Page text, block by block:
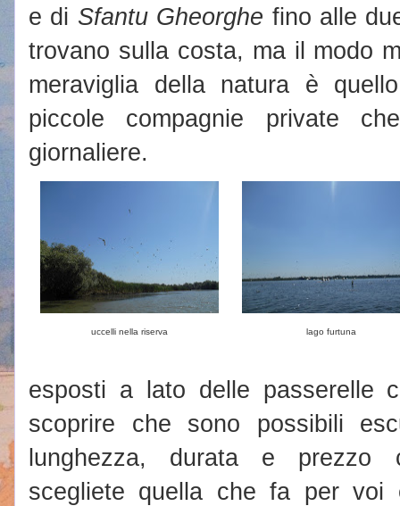
e di Sfantu Gheorghe fino alle
trovano sulla costa, ma il modo
meraviglia della natura è
piccole compagnie private
giornaliere.
uccelli nella riserva lago furtuna
esposti a lato delle passerelle
scoprire che sono possibili
lunghezza, durata e prezzo
scegliete quella che fa per voi